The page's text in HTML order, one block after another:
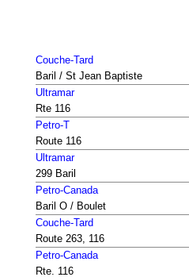
Couche-Tard
Baril / St Jean Baptiste
Ultramar
Rte 116
Petro-T
Route 116
Ultramar
299 Baril
Petro-Canada
Baril O / Boulet
Couche-Tard
Route 263, 116
Petro-Canada
Rte. 116